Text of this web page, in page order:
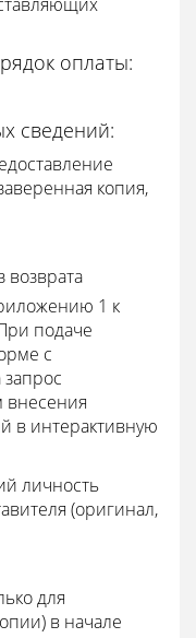
оплаты:
сведений:
копия,
возврата
1 к
подаче
с
внесения
в интерактивную
личность
(оригинал,
для
в начале